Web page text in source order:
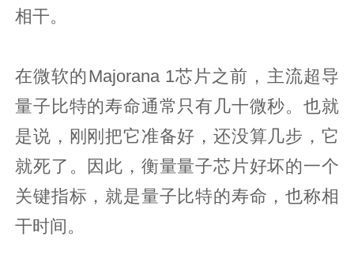
相干。
在微软的Majorana 1芯片之前，主流超导
量子比特的寿命通常只有几十微秒。也就
是说，刚刚把它准备好，还没算几步，它
就死了。因此，衡量量子芯片好坏的一个
关键指标，就是量子比特的寿命，也称相
干时间。